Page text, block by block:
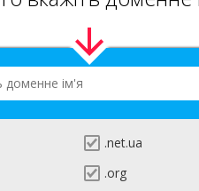
.net.ua
.org